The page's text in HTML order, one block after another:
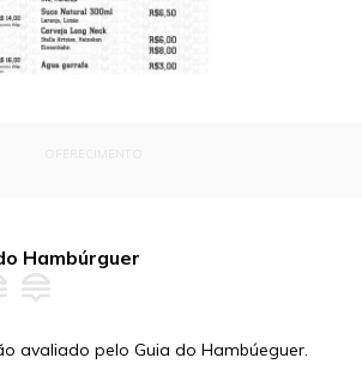
Hambúrguer
avaliado pelo Guia do Hambúeguer.